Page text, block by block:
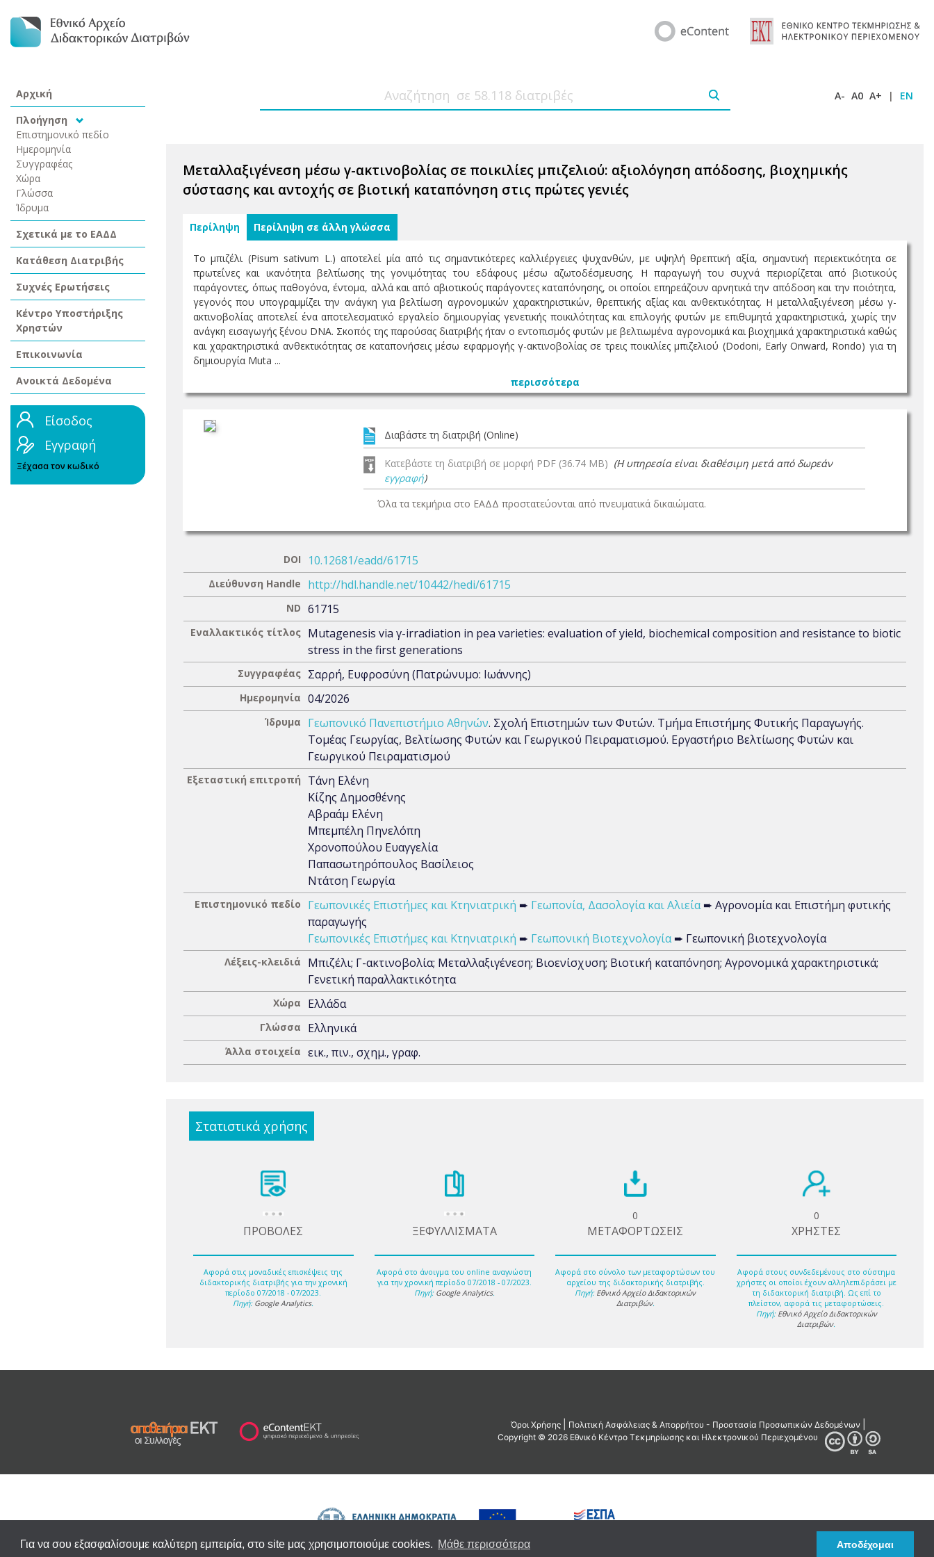
Για να σου εξασφαλίσουμε καλύτερη εμπειρία, στο site μας χρησιμοποιούμε cookies. Μάθε περισσότερα Αποδέχομαι
Αρχική
Πλοήγηση
Επιστημονικό πεδίο
Ημερομηνία
Συγγραφέας
Χώρα
Γλώσσα
Ίδρυμα
Σχετικά με το ΕΑΔΔ
Κατάθεση Διατριβής
Συχνές Ερωτήσεις
Κέντρο Υποστήριξης
Χρηστών
Επικοινωνία
Ανοικτά Δεδομένα
Είσοδος
Εγγραφή
Ξέχασα τον κωδικό
A- A0 A+ | EN
Μεταλλαξιγένεση μέσω γ-ακτινοβολίας σε ποικιλίες μπιζελιού: αξιολόγηση απόδοσης, βιοχημικής
σύστασης και αντοχής σε βιοτική καταπόνηση στις πρώτες γενιές
Περίληψη Περίληψη σε άλλη γλώσσα
Το μπιζέλι (Pisum sativum L.) αποτελεί μία από τις σημαντικότερες καλλιέργειες ψυχανθών, με υψηλή θρεπτική αξία, σημαντική περιεκτικότητα σε
πρωτεΐνες και ικανότητα βελτίωσης της γονιμότητας του εδάφους μέσω αζωτοδέσμευσης. Η παραγωγή του συχνά περιορίζεται από βιοτικούς
παράγοντες, όπως παθογόνα, έντομα, αλλά και από αβιοτικούς παράγοντες καταπόνησης, οι οποίοι επηρεάζουν αρνητικά την απόδοση και την ποιότητα,
γεγονός που υπογραμμίζει την ανάγκη για βελτίωση αγρονομικών χαρακτηριστικών, θρεπτικής αξίας και ανθεκτικότητας. Η μεταλλαξιγένεση μέσω γ-
ακτινοβολίας αποτελεί ένα αποτελεσματικό εργαλείο δημιουργίας γενετικής ποικιλότητας και επιλογής φυτών με επιθυμητά χαρακτηριστικά, χωρίς την
ανάγκη εισαγωγής ξένου DNA. Σκοπός της παρούσας διατριβής ήταν ο εντοπισμός φυτών με βελτιωμένα αγρονομικά και βιοχημικά χαρακτηριστικά καθώς
και χαρακτηριστικά ανθεκτικότητας σε καταπονήσεις μέσω εφαρμογής γ-ακτινοβολίας σε τρεις ποικιλίες μπιζελιού (Dodoni, Early Onward, Rondo) για τη
δημιουργία Μuta ...
περισσότερα
Διαβάστε τη διατριβή (Online)
Κατεβάστε τη διατριβή σε μορφή PDF (36.74 MB) (Η υπηρεσία είναι διαθέσιμη μετά από δωρεάν
εγγραφή)
Όλα τα τεκμήρια στο ΕΑΔΔ προστατεύονται από πνευματικά δικαιώματα.
DOI 10.12681/eadd/61715
Διεύθυνση Handle http://hdl.handle.net/10442/hedi/61715
ND 61715
Εναλλακτικός τίτλος Mutagenesis via γ-irradiation in pea varieties: evaluation of yield, biochemical composition and resistance to biotic
stress in the first generations
Συγγραφέας Σαρρή, Ευφροσύνη (Πατρώνυμο: Ιωάννης)
Ημερομηνία 04/2026
Ίδρυμα Γεωπονικό Πανεπιστήμιο Αθηνών. Σχολή Επιστημών των Φυτών. Τμήμα Επιστήμης Φυτικής Παραγωγής.
Τομέας Γεωργίας, Βελτίωσης Φυτών και Γεωργικού Πειραματισμού. Εργαστήριο Βελτίωσης Φυτών και
Γεωργικού Πειραματισμού
Εξεταστική επιτροπή
Τάνη Ελένη
Κίζης Δημοσθένης
Αβραάμ Ελένη
Μπεμπέλη Πηνελόπη
Χρονοπούλου Ευαγγελία
Παπασωτηρόπουλος Βασίλειος
Ντάτση Γεωργία
Επιστημονικό πεδίο Γεωπονικές Επιστήμες και Κτηνιατρική ➨ Γεωπονία, Δασολογία και Αλιεία➨ Αγρονομία και Επιστήμη φυτικής
παραγωγής
Γεωπονικές Επιστήμες και Κτηνιατρική ➨ Γεωπονική Βιοτεχνολογία➨ Γεωπονική βιοτεχνολογία
Λέξεις-κλειδιά
Μπιζέλι; Γ-ακτινοβολία; Μεταλλαξιγένεση; Βιοενίσχυση; Βιοτική καταπόνηση; Αγρονομικά χαρακτηριστικά;
Γενετική παραλλακτικότητα
Χώρα Ελλάδα
Γλώσσα Ελληνικά
Άλλα στοιχεία εικ., πιν., σχημ., γραφ.
Στατιστικά χρήσης
ΠΡΟΒΟΛΕΣ
Αφορά στις μοναδικές επισκέψεις της
διδακτορικής διατριβής για την χρονική
περίοδο 07/2018 - 07/2023.
Πηγή: Google Analytics.
ΞΕΦΥΛΛΙΣΜΑΤΑ
Αφορά στο άνοιγμα του online αναγνώστη
για την χρονική περίοδο 07/2018 - 07/2023.
Πηγή: Google Analytics.
0
ΜΕΤΑΦΟΡΤΩΣΕΙΣ
Αφορά στο σύνολο των μεταφορτώσων του
αρχείου της διδακτορικής διατριβής.
Πηγή: Εθνικό Αρχείο Διδακτορικών
Διατριβών.
0
ΧΡΗΣΤΕΣ
Αφορά στους συνδεδεμένους στο σύστημα
χρήστες οι οποίοι έχουν αλληλεπιδράσει με
τη διδακτορική διατριβή. Ως επί το
πλείστον, αφορά τις μεταφορτώσεις.
Πηγή: Εθνικό Αρχείο Διδακτορικών
Διατριβών.